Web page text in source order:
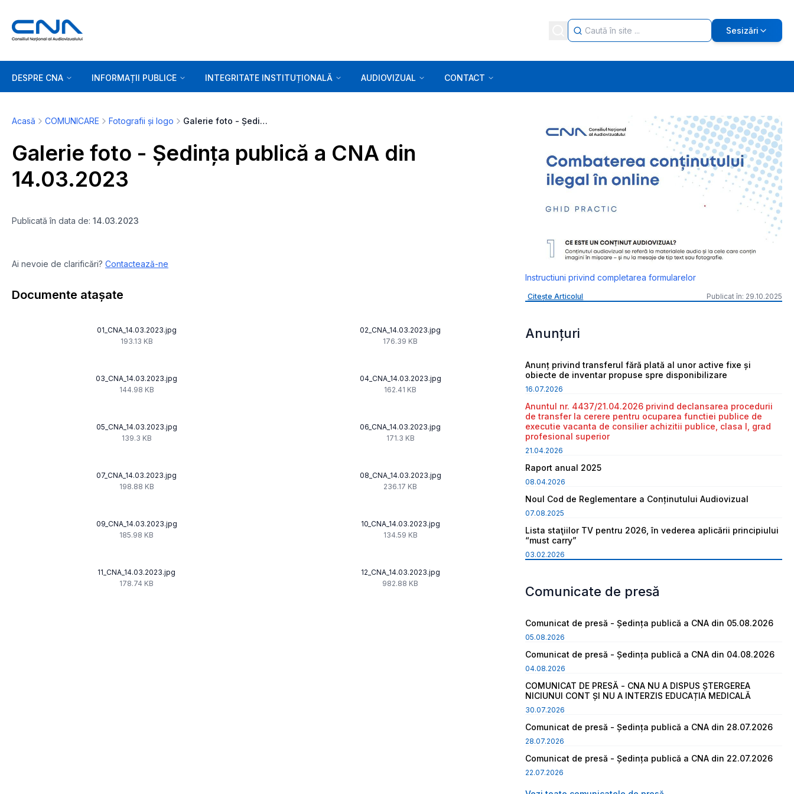
Sesizări
DESPRE CNA INFORMAȚII PUBLICE INTEGRITATE INSTITUȚIONALĂ AUDIOVIZUAL CONTACT
Acasă COMUNICARE Fotografii și logo Galerie foto - Ședința publică a CNA din 14.03.2023
Galerie foto - Ședința publică a CNA din
14.03.2023
Publicată în data de: 14.03.2023
Ai nevoie de clarificări? Contactează-ne
Documente atașate
01_CNA_14.03.2023.jpg
193.13 KB
02_CNA_14.03.2023.jpg
176.39 KB
03_CNA_14.03.2023.jpg
144.98 KB
04_CNA_14.03.2023.jpg
162.41 KB
05_CNA_14.03.2023.jpg
139.3 KB
06_CNA_14.03.2023.jpg
171.3 KB
07_CNA_14.03.2023.jpg
198.88 KB
08_CNA_14.03.2023.jpg
236.17 KB
09_CNA_14.03.2023.jpg
185.98 KB
10_CNA_14.03.2023.jpg
134.59 KB
11_CNA_14.03.2023.jpg
178.74 KB
12_CNA_14.03.2023.jpg
982.88 KB
Instructiuni privind completarea formularelor
Citește Articolul Publicat în: 29.10.2025
Anunțuri
Anunț privind transferul fără plată al unor active fixe și
obiecte de inventar propuse spre disponibilizare
16.07.2026
Anuntul nr. 4437/21.04.2026 privind declansarea procedurii
de transfer la cerere pentru ocuparea functiei publice de
executie vacanta de consilier achizitii publice, clasa I, grad
profesional superior
21.04.2026
Raport anual 2025
08.04.2026
Noul Cod de Reglementare a Conținutului Audiovizual
07.08.2025
Lista staţiilor TV pentru 2026, în vederea aplicării principiului
“must carry”
03.02.2026
Comunicate de presă
Comunicat de presă - Ședința publică a CNA din 05.08.2026
05.08.2026
Comunicat de presă - Ședința publică a CNA din 04.08.2026
04.08.2026
COMUNICAT DE PRESĂ - CNA NU A DISPUS ȘTERGEREA
NICIUNUI CONT ȘI NU A INTERZIS EDUCAȚIA MEDICALĂ
30.07.2026
Comunicat de presă - Ședința publică a CNA din 28.07.2026
28.07.2026
Comunicat de presă - Ședința publică a CNA din 22.07.2026
22.07.2026